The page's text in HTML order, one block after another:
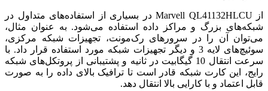
از Marvell QL41132HLCU در بسیاری از استفاده‌های متداول در
شبکه‌های بزرگ و مراکز داده استفاده می‌شود. به عنوان مثال،
می‌توان آن را در سرورهای رک‌مونت، تجهیزات شبکه مرکزی،
سوئیچ‌های لایه 3 و دیگر تجهیزات شبکه مورد استفاده قرار داد. با
سرعت انتقال 10 گیگابیت در ثانیه و پشتیبانی از پروتکل‌های شبکه
رایج، این کارت شبکه قادر است تا ترافیک بالای داده را به صورت
قابل اعتماد و با کارایی بالا انتقال دهد.